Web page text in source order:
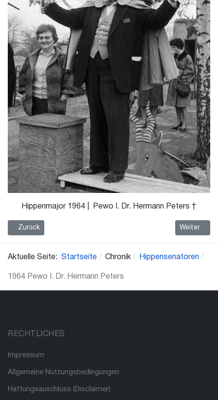
Hippenmajor 1964 | Pewo I. Dr. Hermann Peters †
Vorheriger Beitrag: 1965 Heinz I. Suthoff
Zurück Nächster
Weiter
Aktuelle Seite: Startseite Chronik Hippensenatoren
1964 Pewo I. Dr. Hermann Peters
RECHTLICHES
Impressum
Allgemeine Nutzungsbedingungen
Haftungsauschluss (Disclaimer)